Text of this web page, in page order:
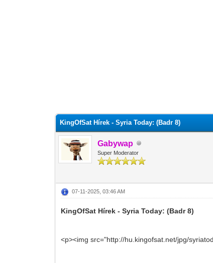
KingOfSat Hírek - Syria Today: (Badr 8)
Gabywap
Super Moderator
07-11-2025, 03:46 AM
KingOfSat Hírek - Syria Today: (Badr 8)
<p><img src="http://hu.kingofsat.net/jpg/